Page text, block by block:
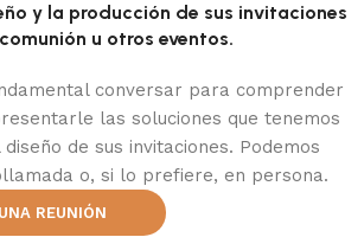
y la producción de sus invitaciones
u otros eventos.
conversar para comprender
las soluciones que tenemos
de sus invitaciones. Podemos
o, si lo prefiere, en persona.
REUNIÓN